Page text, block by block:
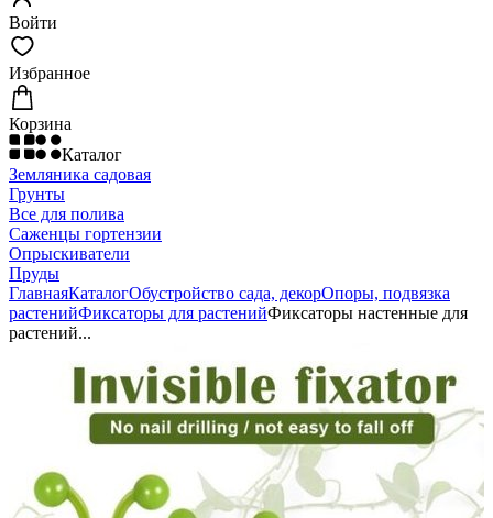
Войти
Избранное
Корзина
Каталог
Земляника садовая
Грунты
Все для полива
Саженцы гортензии
Опрыскиватели
Пруды
ГлавнаяКаталогОбустройство сада, декорОпоры, подвязка
растенийФиксаторы для растенийФиксаторы настенные для
растений...